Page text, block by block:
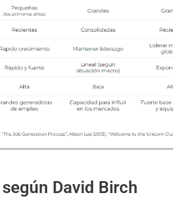
David Birch